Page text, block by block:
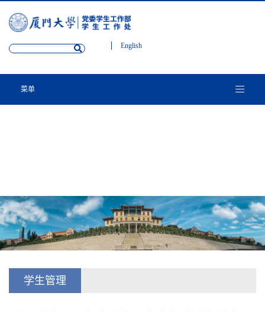
English
菜单
学生管理